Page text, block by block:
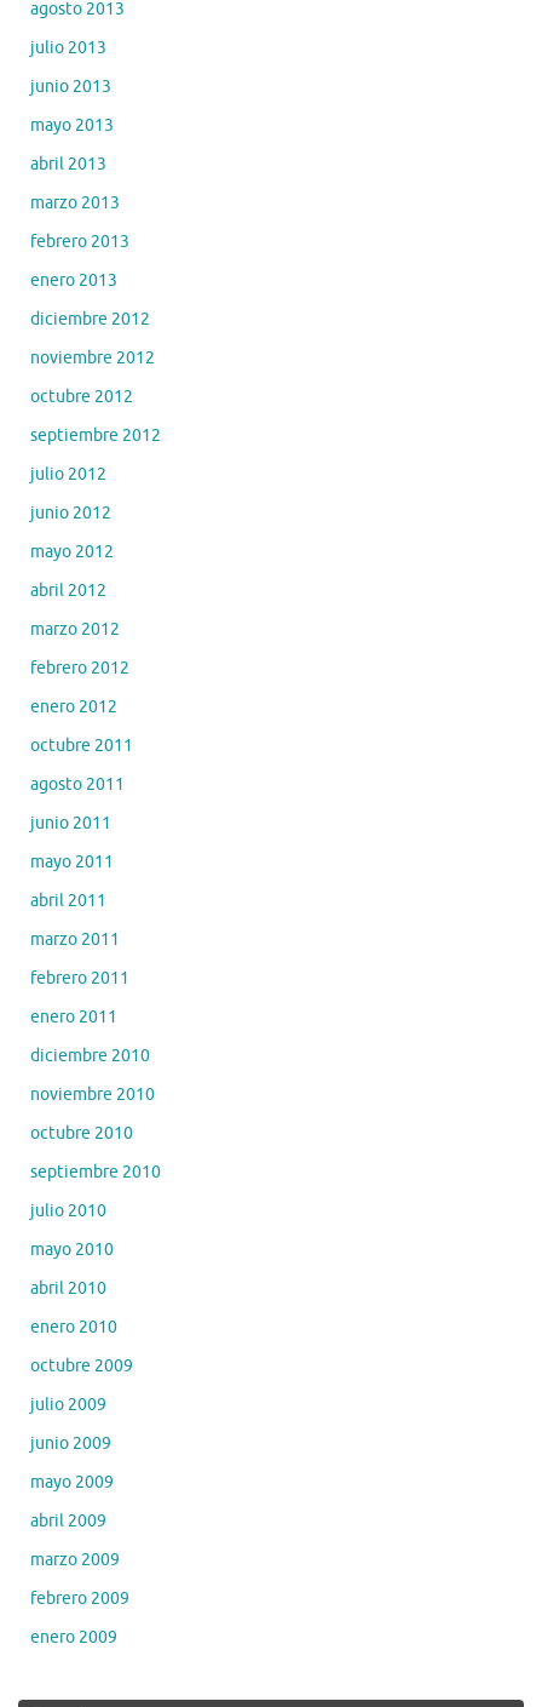
agosto 2013
julio 2013
junio 2013
mayo 2013
abril 2013
marzo 2013
febrero 2013
enero 2013
diciembre 2012
noviembre 2012
octubre 2012
septiembre 2012
julio 2012
junio 2012
mayo 2012
abril 2012
marzo 2012
febrero 2012
enero 2012
octubre 2011
agosto 2011
junio 2011
mayo 2011
abril 2011
marzo 2011
febrero 2011
enero 2011
diciembre 2010
noviembre 2010
octubre 2010
septiembre 2010
julio 2010
mayo 2010
abril 2010
enero 2010
octubre 2009
julio 2009
junio 2009
mayo 2009
abril 2009
marzo 2009
febrero 2009
enero 2009